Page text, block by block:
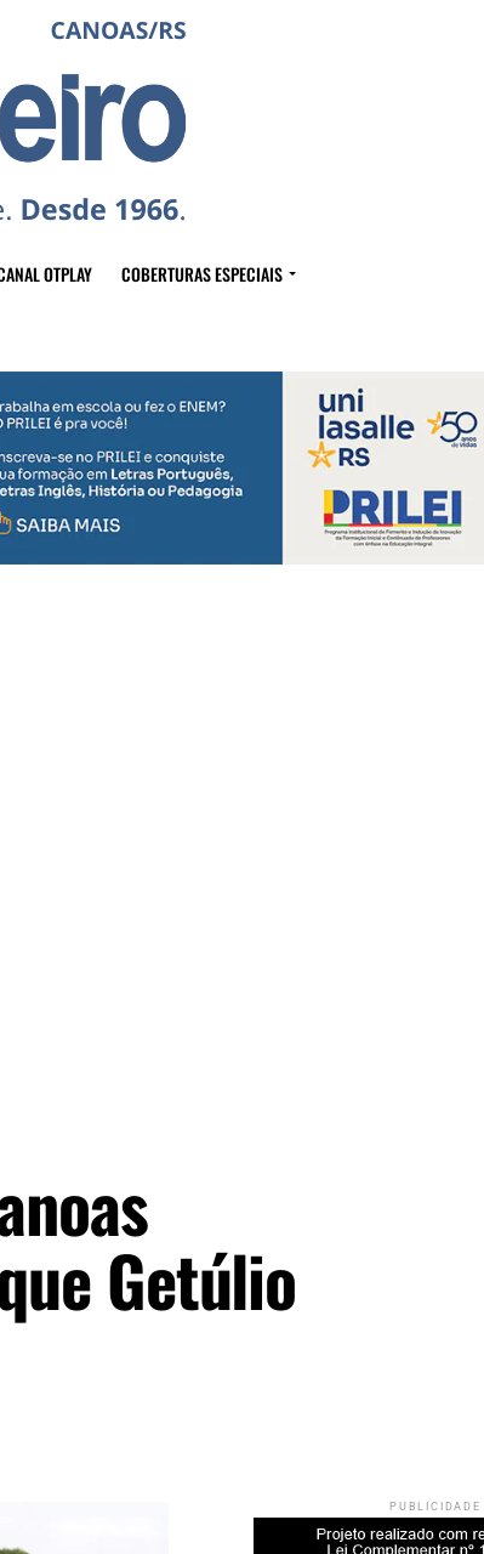
OTPLAY COBERTURAS ESPECIAIS
Getúlio
PUBLICIDADE